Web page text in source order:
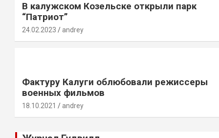
В калужском Козельске открыли парк
“Патриот”
24.02.2023 andrey
Фактуру Калуги облюбовали режиссеры
военных фильмов
18.10.2021 andrey